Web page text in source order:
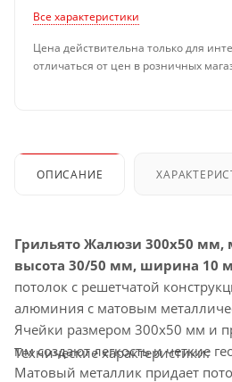
Все характеристики
Цена действительна только для
отличаться от цен в розничных
ОПИСАНИЕ
Грильято Жалюзи 300x50 мм,
высота 30/50 мм, ширина 10
потолок с решетчатой
алюминия с матовым
Ячейки размером 300x50 мм и
мм создают легкость и четкие
Матовый металлик придает
Технические характеристики: